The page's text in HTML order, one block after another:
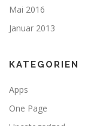
Mai 2016
Januar 2013
KATEGORIEN
Apps
One Page